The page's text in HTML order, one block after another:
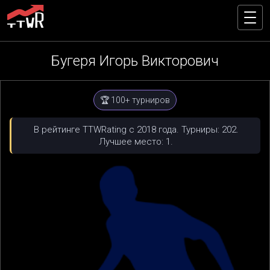
Бугеря Игорь Викторович
🏆 100+ турниров
В рейтинге TTWRating с 2018 года. Турниры: 202.
Лучшее место: 1.